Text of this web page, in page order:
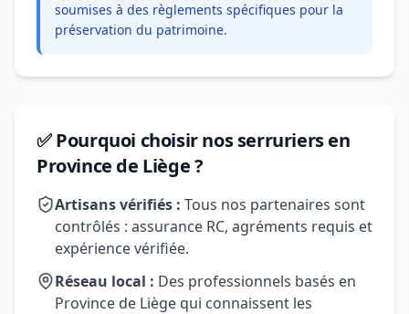
soumises à des règlements spécifiques pour la
préservation du patrimoine.
✅ Pourquoi choisir nos serruriers en
Province de Liège ?
Artisans vérifiés : Tous nos partenaires sont
contrôlés : assurance RC, agréments requis et
expérience vérifiée.
Réseau local : Des professionnels basés en
Province de Liège qui connaissent les